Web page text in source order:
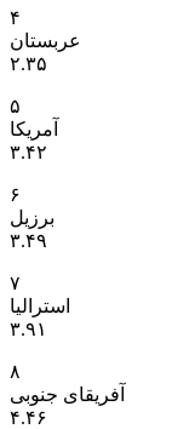
۴
عربستان
۲.۳۵
۵
آمریکا
۳.۴۲
۶
برزیل
۳.۴۹
۷
استرالیا
۳.۹۱
۸
آفریقای جنوبی
۴.۴۶